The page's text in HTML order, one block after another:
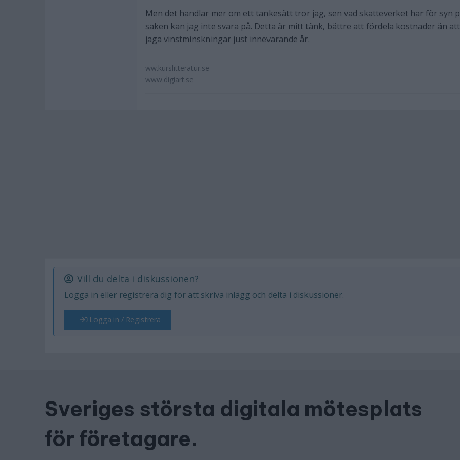
Men det handlar mer om ett tankesätt tror jag, sen vad skatteverket har för syn
saken kan jag inte svara på. Detta är mitt tänk, bättre att fördela kostnader än att
jaga vinstminskningar just innevarande år.
ww.kurslitteratur.se
www.digiart.se
Vill du delta i diskussionen?
Logga in eller registrera dig för att skriva inlägg och delta i diskussioner.
Logga in / Registrera
Sveriges största digitala mötesplats
för företagare.